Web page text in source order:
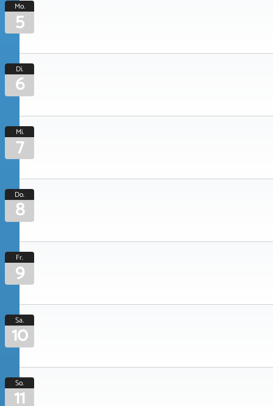
Mo.
5
Di.
6
Mi.
7
Do.
8
Fr.
9
Sa.
10
So.
11